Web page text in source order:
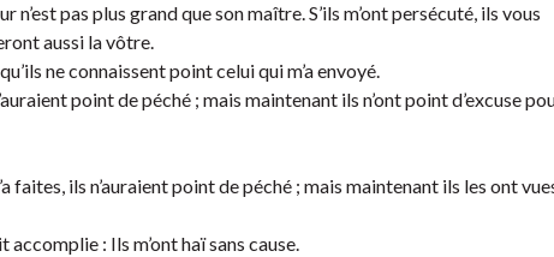
pas plus grand que son maître. S’ils m’ont persécuté, ils vous
aussi la vôtre.
ne connaissent point celui qui m’a envoyé.
point de péché ; mais maintenant ils n’ont point d’excuse
faites, ils n’auraient point de péché ; mais maintenant ils les ont
: Ils m’ont haï sans cause.